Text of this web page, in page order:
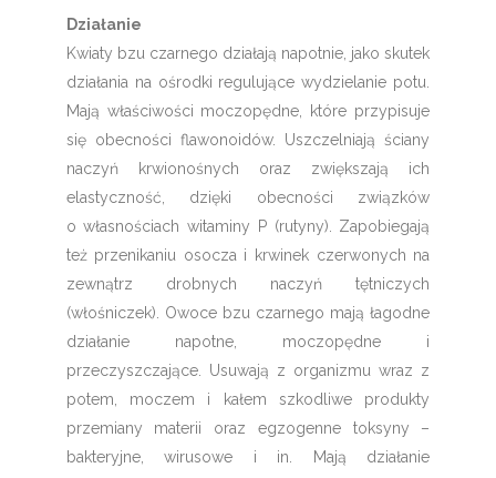
Działanie
Kwiaty bzu czarnego działają napotnie, jako skutek
działania na ośrodki regulujące wydzielanie potu.
Mają właściwości moczopędne, które przypisuje
się obecności flawonoidów. Uszczelniają ściany
naczyń krwionośnych oraz zwiększają ich
elastyczność, dzięki obecności związków
o własnościach witaminy P (rutyny). Zapobiegają
też przenikaniu osocza i krwinek czerwonych na
zewnątrz drobnych naczyń tętniczych
(włośniczek). Owoce bzu czarnego mają łagodne
działanie napotne, moczopędne i
przeczyszczające. Usuwają z organizmu wraz z
potem, moczem i kałem szkodliwe produkty
przemiany materii oraz egzogenne toksyny –
bakteryjne, wirusowe i in. Mają działanie